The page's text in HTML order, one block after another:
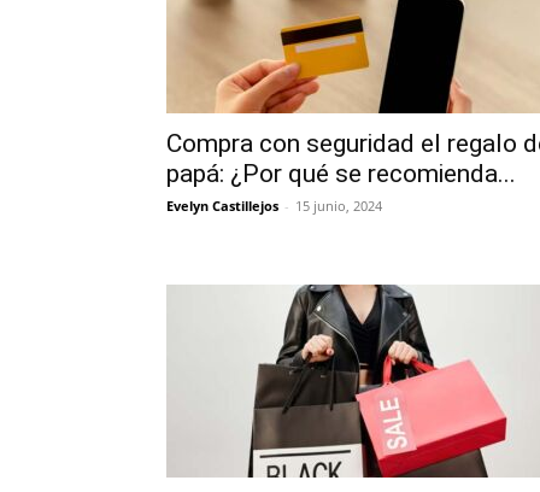
Compra con seguridad el regalo
papá: ¿Por qué se recomienda...
Evelyn Castillejos - 15 junio, 2024